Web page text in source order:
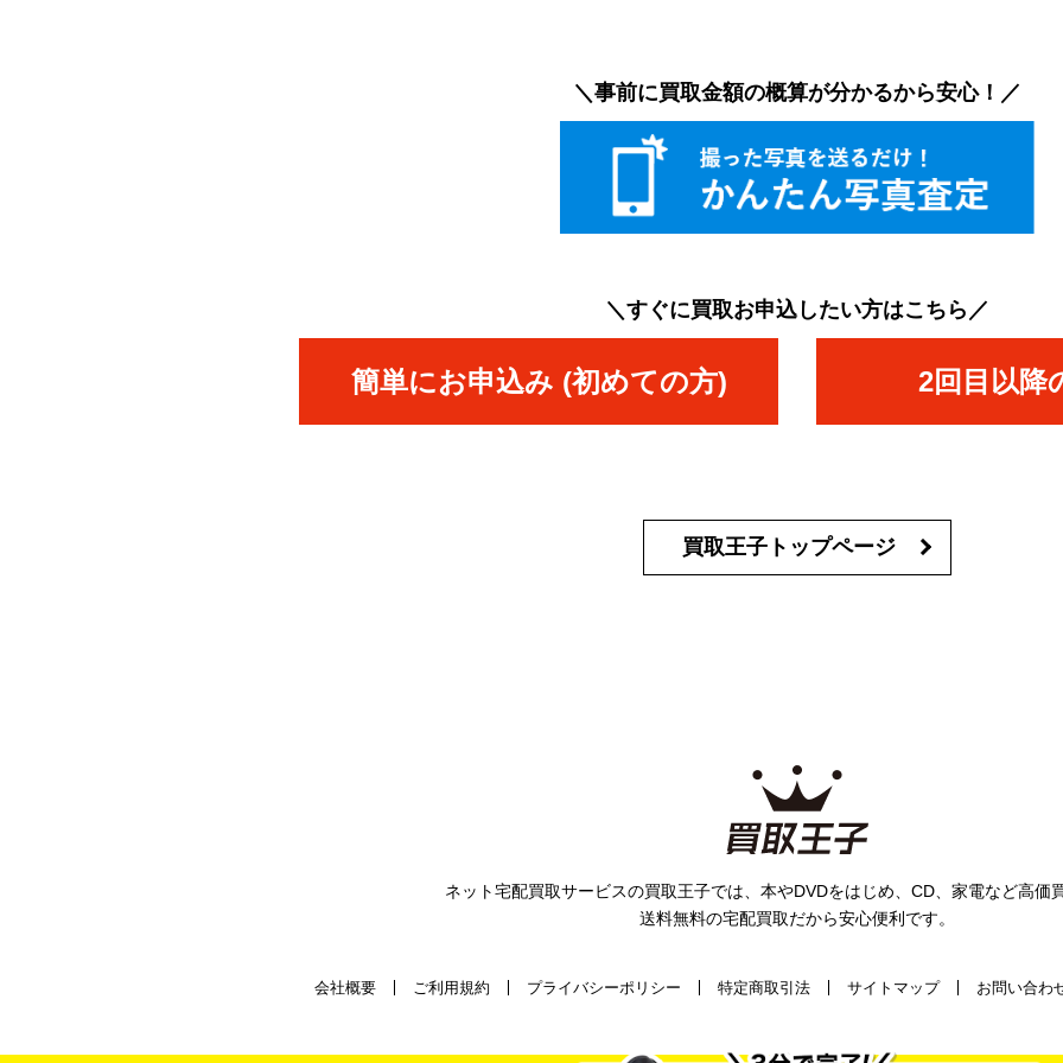
＼事前に買取金額の概算が分かるから安心！／
＼すぐに買取お申込したい方はこちら／
簡単にお申込み (初めての方) 2回目以降
買取王子トップページ
ネット宅配買取サービスの買取王子では、 本やDVDをはじめ、CD、家電など高価
送料無料の宅配買取だから安心便利です。
会社概要 ご利用規約 プライバシーポリシー 特定商取引法 サイトマップ お問い合わ